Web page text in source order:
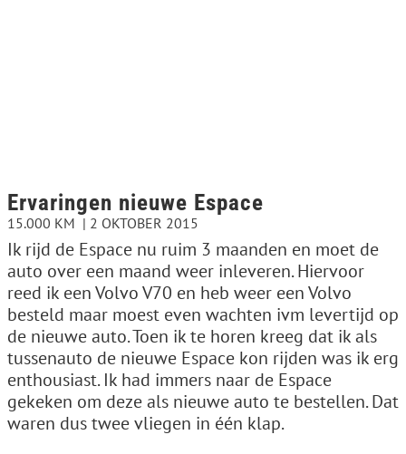
Ervaringen nieuwe Espace
15.000 KM 2 OKTOBER 2015
Ik rijd de Espace nu ruim 3 maanden en moet de
auto over een maand weer inleveren. Hiervoor
reed ik een Volvo V70 en heb weer een Volvo
besteld maar moest even wachten ivm levertijd op
de nieuwe auto. Toen ik te horen kreeg dat ik als
tussenauto de nieuwe Espace kon rijden was ik erg
enthousiast. Ik had immers naar de Espace
gekeken om deze als nieuwe auto te bestellen. Dat
waren dus twee vliegen in één klap.